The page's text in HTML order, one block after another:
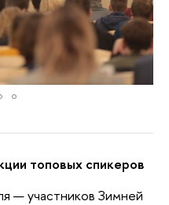
топовых спикеров
— участников Зимней